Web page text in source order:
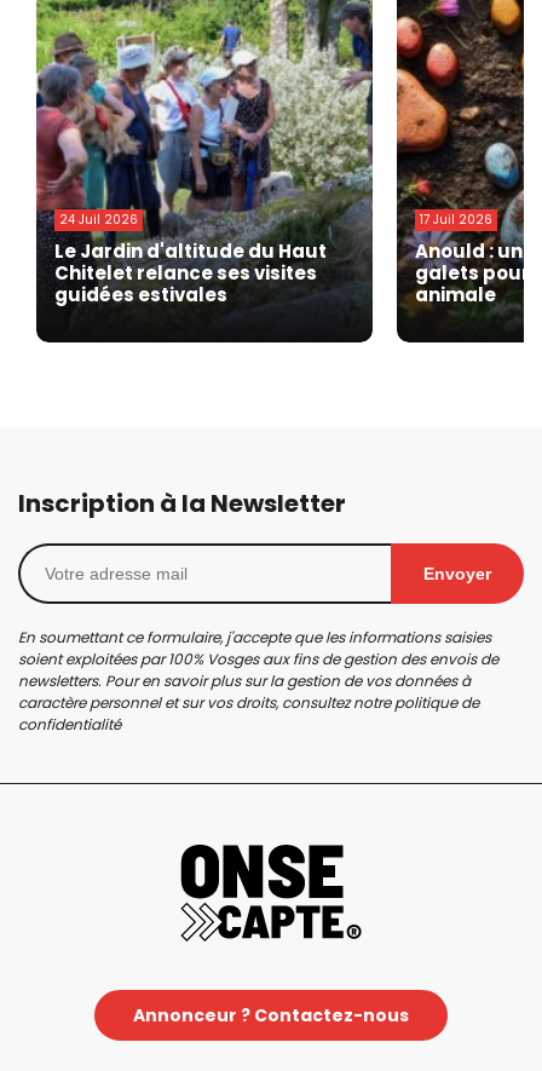
24 Juil 2026
Le Jardin d'altitude du Haut
Chitelet relance ses visites
guidées estivales
17 Juil 2026
Anould :
galets pour
animale
Inscription à la Newsletter
Envoyer
En soumettant ce formulaire, j'accepte que les informations saisies
soient exploitées par 100% Vosges aux fins de gestion des envois de
newsletters. Pour en savoir plus sur la gestion de vos données à
caractère personnel et sur vos droits, consultez notrepolitique de
confidentialité
Annonceur ? Contactez-nous